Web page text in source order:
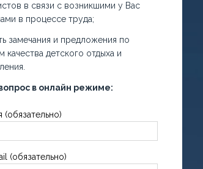
в связи с возникшими у Вас
в процессе труда;
замечания и предложения по
качества детского отдыха и
в онлайн режиме:
(обязательно)
(обязательно)